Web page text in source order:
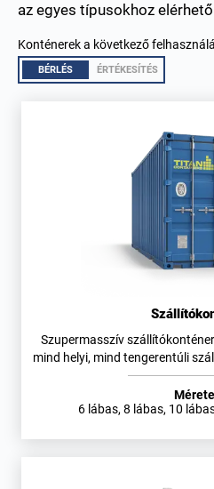
az egyes típusokhoz
Konténerek a következő
BÉRLÉS ÉRTÉKESÍTÉS
Szupermasszív
mind helyi, mind tengerentúli
6 lábas, 8 lábas, 10